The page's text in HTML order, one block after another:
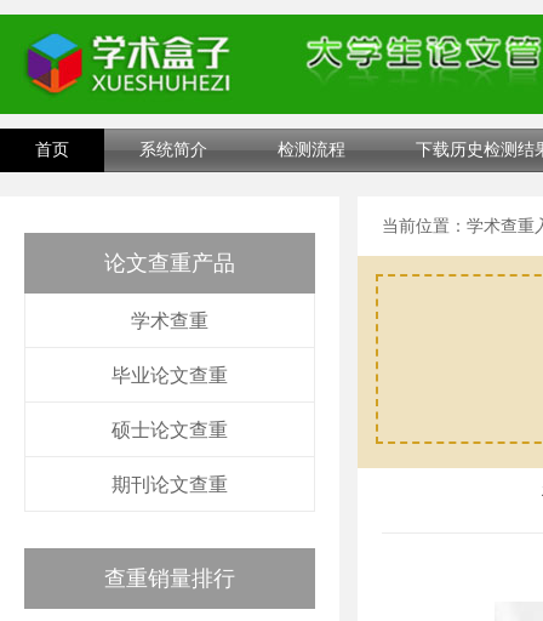
首页 系统简介 检测流程 下载历史检测结
论文查重产品
学术查重
毕业论文查重
硕士论文查重
期刊论文查重
查重销量排行
当前位置： 学术查重